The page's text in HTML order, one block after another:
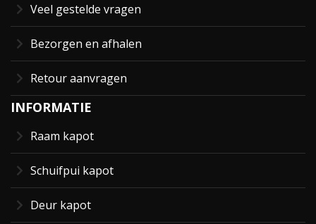
Veel gestelde vragen
Bezorgen en afhalen
Retour aanvragen
INFORMATIE
Raam kapot
Schuifpui kapot
Deur kapot